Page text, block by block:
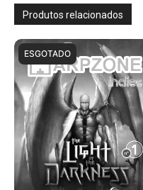
Produtos relacionados
ESGOTADO